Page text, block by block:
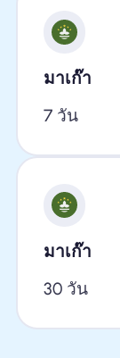
มาเก๊า
7 วัน
มาเก๊า
30 วัน